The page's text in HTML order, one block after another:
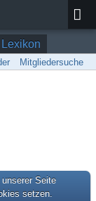
Lexikon
Mitgliedersuche
Seite
setzen.